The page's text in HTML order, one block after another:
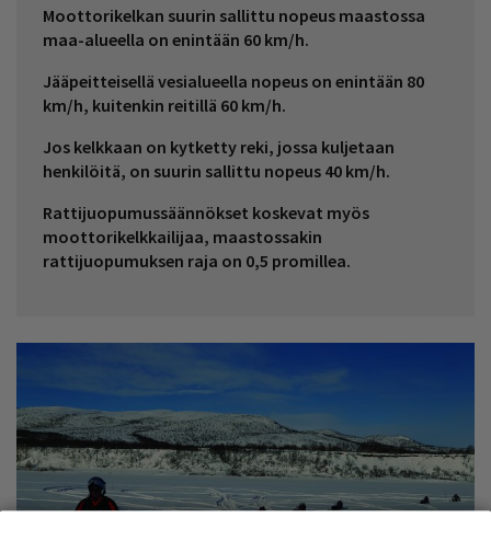
Moottorikelkan suurin sallittu nopeus maastossa
maa-alueella on enintään 60 km/h.
Jääpeitteisellä vesialueella nopeus on enintään 80
km/h, kuitenkin reitillä 60 km/h.
Jos kelkkaan on kytketty reki, jossa kuljetaan
henkilöitä, on suurin sallittu nopeus 40 km/h.
Rattijuopumussäännökset koskevat myös
moottorikelkkailijaa, maastossakin
rattijuopumuksen raja on 0,5 promillea.